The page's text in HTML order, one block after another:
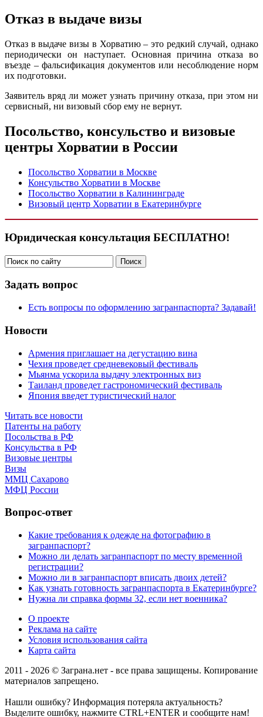
Отказ в выдаче визы
Отказ в выдаче визы в Хорватию – это редкий случай, однако
периодически он наступает. Основная причина отказа во
въезде – фальсификация документов или несоблюдение норм
их подготовки.
Заявитель вряд ли может узнать причину отказа, при этом ни
сервисный, ни визовый сбор ему не вернут.
Посольство, консульство и визовые
центры Хорватии в России
Посольство Хорватии в Москве
Консульство Хорватии в Москве
Посольство Хорватии в Калининграде
Визовый центр Хорватии в Екатеринбурге
Юридическая консультация БЕСПЛАТНО!
Задать вопрос
Есть вопросы по оформлению загранпаспорта? Задавай!
Новости
Армения приглашает на дегустацию вина
Чехия проведет средневековый фестиваль
Мьянма ускорила выдачу электронных виз
Таиланд проведет гастрономический фестиваль
Япония введет туристический налог
Читать все новости
Патенты на работу
Посольства в РФ
Консульства в РФ
Визовые центры
Визы
ММЦ Сахарово
МФЦ России
Вопрос-ответ
Какие требования к одежде на фотографию в
загранпаспорт?
Можно ли делать загранпаспорт по месту временной
регистрации?
Можно ли в загранпаспорт вписать двоих детей?
Как узнать готовность загранпаспорта в Екатеринбурге?
Нужна ли справка формы 32, если нет военника?
О проекте
Реклама на сайте
Условия использования сайта
Карта сайта
2011 - 2026 © Заграна.нет - все права защищены. Копирование
материалов запрещено.
Нашли ошибку? Информация потеряла актуальность?
Выделите ошибку, нажмите CTRL+ENTER и сообщите нам!